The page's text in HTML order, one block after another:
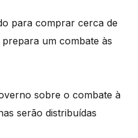
para comprar cerca de
um combate às
sobre o combate à
serão distribuídas